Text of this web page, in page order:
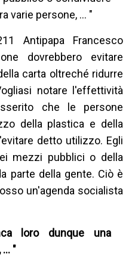
varie persone, … "
Antipapa Francesco
dovrebbero evitare
carta oltreché ridurre
notare l'effettività
che le persone
della plastica e della
detto utilizzo. Egli
mezzi pubblici o della
parte della gente. Ciò è
un'agenda socialista
loro dunque una
… "